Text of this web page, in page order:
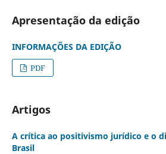
Apresentação da edição
INFORMAÇÕES DA EDIÇÃO
PDF
Artigos
A crítica ao positivismo jurídico e o
Brasil